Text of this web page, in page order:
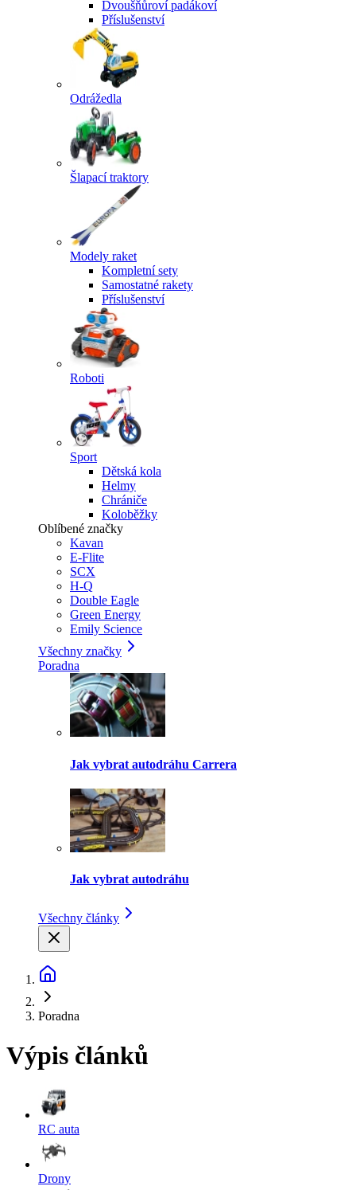
Dvoušňůroví padákoví
Příslušenství
Odrážedla
Šlapací traktory
Modely raket
Kompletní sety
Samostatné rakety
Příslušenství
Roboti
Sport
Dětská kola
Helmy
Chrániče
Koloběžky
Oblíbené značky
Kavan
E-Flite
SCX
H-Q
Double Eagle
Green Energy
Emily Science
Všechny značky
Poradna
Jak vybrat autodráhu Carrera
Jak vybrat autodráhu
Všechny články
Poradna
Výpis článků
RC auta
Drony